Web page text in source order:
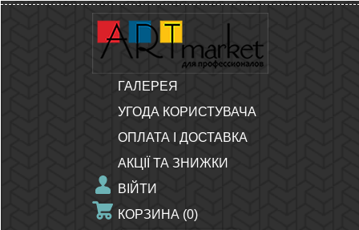
ГАЛЕРЕЯ
УГОДА КОРИСТУВАЧА
ОПЛАТА І ДОСТАВКА
АКЦІЇ ТА ЗНИЖКИ
ВІЙТИ
КОРЗИНА (0)